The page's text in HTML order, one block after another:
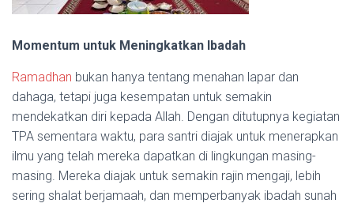
Momentum untuk Meningkatkan Ibadah
Ramadhan bukan hanya tentang menahan lapar dan
dahaga, tetapi juga kesempatan untuk semakin
mendekatkan diri kepada Allah. Dengan ditutupnya kegiatan
TPA sementara waktu, para santri diajak untuk menerapkan
ilmu yang telah mereka dapatkan di lingkungan masing-
masing. Mereka diajak untuk semakin rajin mengaji, lebih
sering shalat berjamaah, dan memperbanyak ibadah sunah